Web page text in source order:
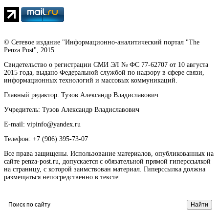
© Сетевое издание "Информационно-аналитический портал "The
Penza Post", 2015
Свидетельство о регистрации СМИ ЭЛ № ФС 77-62707 от 10 августа
2015 года, выдано Федеральной службой по надзору в сфере связи,
информационных технологий и массовых коммуникаций.
Главный редактор: Тузов Александр Владиславович
Учредитель: Тузов Александр Владиславович
E-mail: vipinfo@yandex.ru
Телефон: +7 (906) 395-73-07
Все права защищены. Использование материалов, опубликованных на
сайте penza-post.ru, допускается с обязательной прямой гиперссылкой
на страницу, с которой заимствован материал. Гиперссылка должна
размещаться непосредственно в тексте.